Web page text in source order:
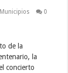
Municipios
0
de la
la
concierto